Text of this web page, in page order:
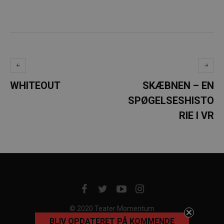
WHITEOUT
SKÆBNEN – EN
SPØGELSESHISTO
RIE I VR
© 2020 Teater Momentum
BLIV OPDATERET PÅ KOMMENDE